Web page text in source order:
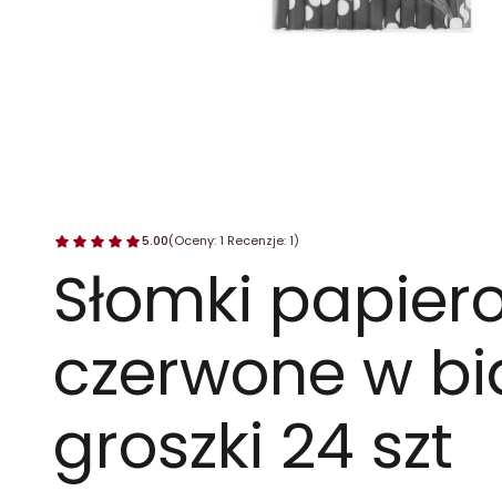
5.00(Oceny: 1 Recenzje: 1)
Słomki
czerwone w
groszki 24 szt